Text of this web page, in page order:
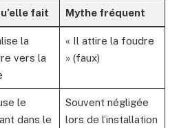
fait Mythe fréquent
la
vers la
« Il attire la foudre
» (faux)
le
dans le
Souvent négligée
lors de l’installation